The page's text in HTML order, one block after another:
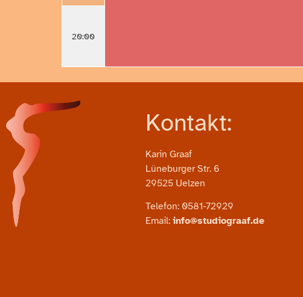
20:00
Kontakt:
Karin Graaf
Lüneburger Str. 6
29525 Uelzen
Telefon: 0581-72929
Email:info@studiograaf.de